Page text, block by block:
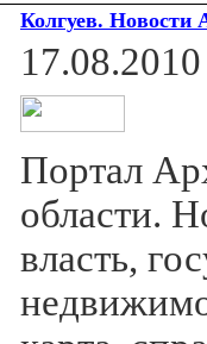
Колгуев. Новости
17.08.2010
Портал
области.
власть,